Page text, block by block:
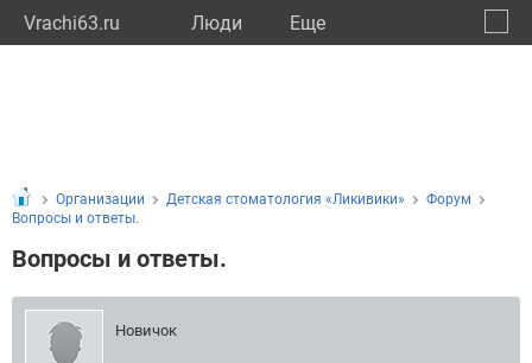
Vrachi63.ru Люди Eще
Организации Детская стоматология «Ликивики»
Форум
Вопросы и ответы.
Вопросы и ответы.
Новичок